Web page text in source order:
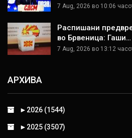
7 Aug, 2026 во 10:06
Распишани
во Брвеница: Гаши…
7 Aug, 2026 во 13:12
АРХИВА
► 2026 (1544)
► 2025 (3507)